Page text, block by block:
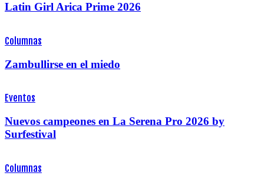
Latin Girl Arica Prime 2026
Columnas
Zambullirse en el miedo
Eventos
Nuevos campeones en La Serena Pro 2026 by
Surfestival
Columnas